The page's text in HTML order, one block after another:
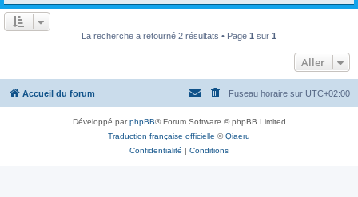
La recherche a retourné 2 résultats • Page 1 sur 1
Aller
Accueil du forum Fuseau horaire sur UTC+02:00
Développé parphpBB® Forum Software © phpBB Limited
Traduction française officielle ©Qiaeru
Confidentialité | Conditions